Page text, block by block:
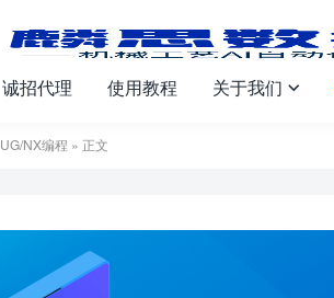
诚招代理 使用教程 关于我们 
UG/NX编程 » 正文